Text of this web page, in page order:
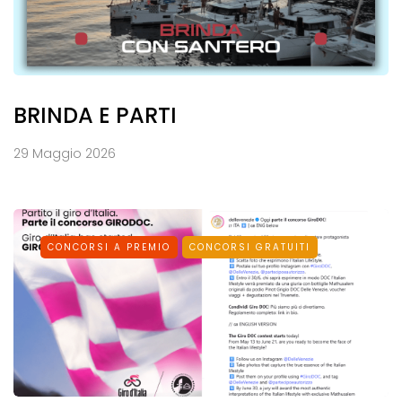
BRINDA E PARTI
29 Maggio 2026
CONCORSI A PREMIO CONCORSI GRATUITI